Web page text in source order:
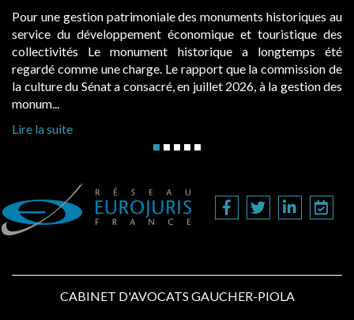
Pour une gestion patrimoniale des monuments historiques au
service du développement économique et touristique des
collectivités Le monument historique a longtemps été
regardé comme une charge. Le rapport que la commission de
la culture du Sénat a consacré, en juillet 2026, à la gestion des
monum...
Lire la suite
CABINET D'AVOCATS GAUCHER-PIOLA